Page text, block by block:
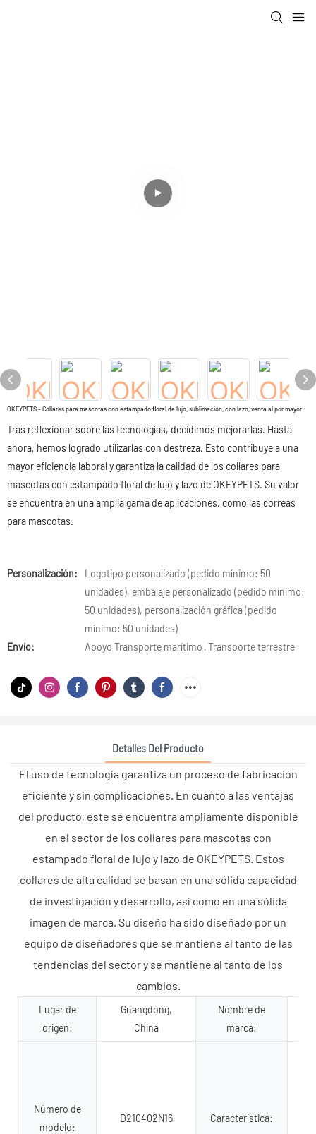
OKEYPETS - Collares para mascotas con estampado floral de lujo, sublimación, con lazo, venta al por mayor
Tras reflexionar sobre las tecnologías, decidimos mejorarlas. Hasta
ahora, hemos logrado utilizarlas con destreza. Esto contribuye a una
mayor eficiencia laboral y garantiza la calidad de los collares para
mascotas con estampado floral de lujo y lazo de OKEYPETS. Su valor
se encuentra en una amplia gama de aplicaciones, como las correas
para mascotas.
Personalización:
Logotipo personalizado (pedido mínimo: 50
unidades), embalaje personalizado (pedido mínimo:
50 unidades), personalización gráfica (pedido
mínimo: 50 unidades)
Envío:
Apoyo Transporte marítimo · Transporte terrestre
Detalles Del Producto
El uso de tecnología garantiza un proceso de fabricación
eficiente y sin complicaciones. En cuanto a las ventajas
del producto, este se encuentra ampliamente disponible
en el sector de los collares para mascotas con
estampado floral de lujo y lazo de OKEYPETS. Estos
collares de alta calidad se basan en una sólida capacidad
de investigación y desarrollo, así como en una sólida
imagen de marca. Su diseño ha sido diseñado por un
equipo de diseñadores que se mantiene al tanto de las
tendencias del sector y se mantiene al tanto de los
cambios.
Lugar de
origen:
Guangdong,
China
Nombre de
marca:
Número de
modelo:
D210402N16 Característica: